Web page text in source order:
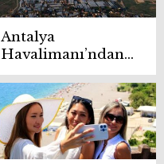
Antalya
Havalimanı’ndan
yeni rekor!